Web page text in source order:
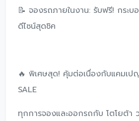
📝 จองรถภายในงาน: รับฟรี! กระ
ดีไซน์สุดชิค
🔥 พิเศษสุด! คุ้มต่อเนื่องกับแคมเป
SALE
ทุกการจองและออกรถกับ โตโยต้า